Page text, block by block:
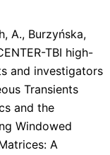
A., Burzyńska,
TBI high-
and investigators
Transients
and the
Windowed
A